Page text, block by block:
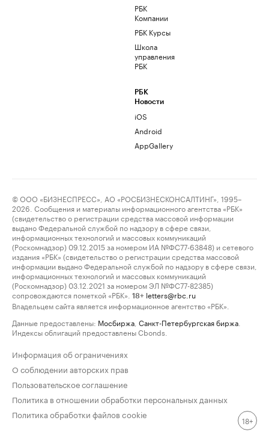
РБК
Компании
РБК Курсы
Школа
управления
РБК
РБК
Новости
iOS
Android
AppGallery
© ООО «БИЗНЕСПРЕСС», АО «РОСБИЗНЕСКОНСАЛТИНГ», 1995–
2026. Сообщения и материалы информационного агентства «РБК»
(свидетельство о регистрации средства массовой информации
выдано Федеральной службой по надзору в сфере связи,
информационных технологий и массовых коммуникаций
(Роскомнадзор) 09.12.2015 за номером ИА №ФС77-63848) и сетевого
издания «РБК» (свидетельство о регистрации средства массовой
информации выдано Федеральной службой по надзору в сфере связи,
информационных технологий и массовых коммуникаций
(Роскомнадзор) 03.12.2021 за номером ЭЛ №ФС77-82385)
сопровождаются пометкой «РБК».
18+ letters@rbc.ru
Владельцем сайта является информационное агентство «РБК».
Данные предоставлены: Мосбиржа Санкт-Петербургская биржа
Индексы облигаций предоставлены Cbonds.
Информация об ограничениях
О соблюдении авторских прав
Пользовательское соглашение
Политика в отношении обработки персональных данных
Политика обработки файлов cookie
18+